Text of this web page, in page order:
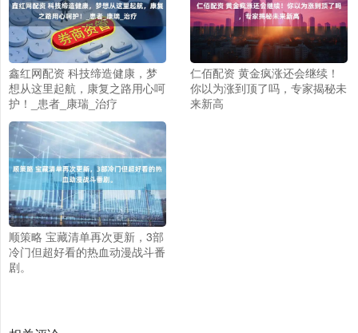
鑫红网配资 科技缔造健康，梦
想从这里起航，康复之路用心呵
护！_患者_康瑞_治疗
仁佰配资 黄金疯涨还会继续！
你以为涨到顶了吗，专家揭秘未
来新高
顺策略 宝藏清单再次更新，3部
冷门但超好看的热血动漫战斗番
剧。